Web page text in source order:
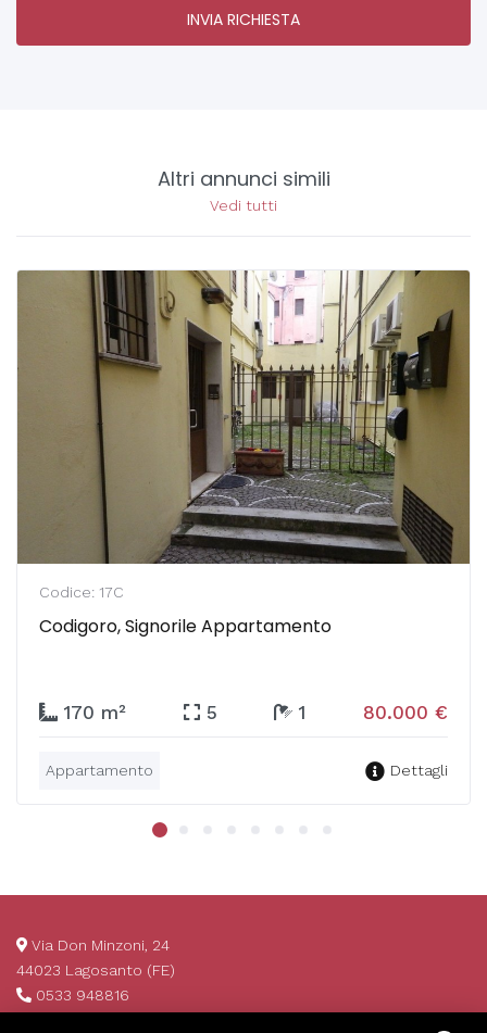
INVIA RICHIESTA
Altri annunci simili
Vedi tutti
Codice: 17C
Codigoro, Signorile Appartamento
170 m² 5 1 80.000 €
Appartamento Dettagli
Via Don Minzoni, 24
44023 Lagosanto (FE)
0533 948816